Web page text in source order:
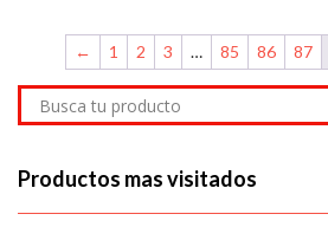
← 1 2 3 … 85 86 87
Productos mas visitados